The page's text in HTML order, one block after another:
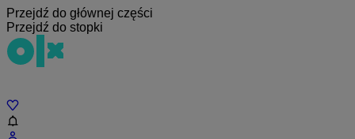
Przejdź do głównej części
Przejdź do stopki